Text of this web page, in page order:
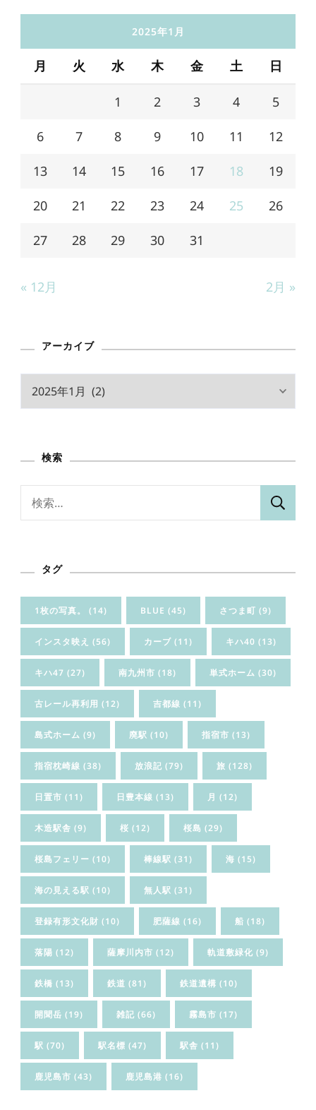
2025年1月
月 火 水 木 金 土 日
1 2 3 4 5
6 7 8 9 10 11 12
13 14 15 16 17 18 19
20 21 22 23 24 25 26
27 28 29 30 31
« 12月 2月 »
アーカイブ
ブ
検索
タグ
1枚の写真。 (14) BLUE (45) さつま町 (9)
インスタ映え (56) カーブ (11) キハ40 (13)
キハ47 (27) 南九州市 (18) 単式ホーム (30)
古レール再利用 (12) 吉都線 (11)
島式ホーム (9) 廃駅 (10) 指宿市 (13)
指宿枕崎線 (38) 放浪記 (79) 旅 (128)
日置市 (11) 日豊本線 (13) 月 (12)
木造駅舎 (9) 桜 (12) 桜島 (29)
桜島フェリー (10) 棒線駅 (31) 海 (15)
海の見える駅 (10) 無人駅 (31)
登録有形文化財 (10) 肥薩線 (16) 船 (18)
落陽 (12) 薩摩川内市 (12) 軌道敷緑化 (9)
鉄橋 (13) 鉄道 (81) 鉄道遺構 (10)
開聞岳 (19) 雑記 (66) 霧島市 (17)
駅 (70) 駅名標 (47) 駅舎 (11)
鹿児島市 (43) 鹿児島港 (16)